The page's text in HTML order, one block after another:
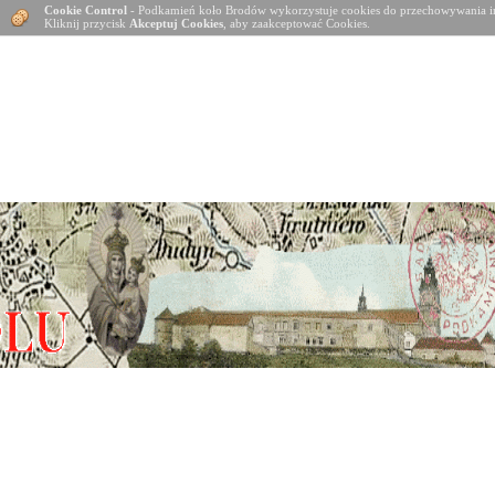
Cookie Control - Podkamień koło Brodów wykorzystuje cookies do
Kliknij przycisk Akceptuj Cookies , aby zaakceptować Cookies.